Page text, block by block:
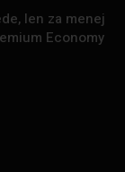
len za menej
Economy